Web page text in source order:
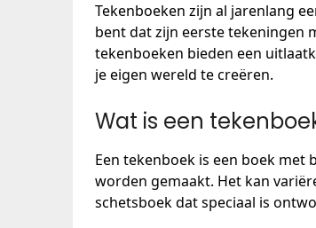
Tekenboeken zijn al jarenlang
bent dat zijn eerste tekeningen
tekenboeken bieden een
je eigen wereld te creëren.
Wat is een
Een tekenboek is een boek met
worden gemaakt. Het kan
schetsboek dat speciaal is